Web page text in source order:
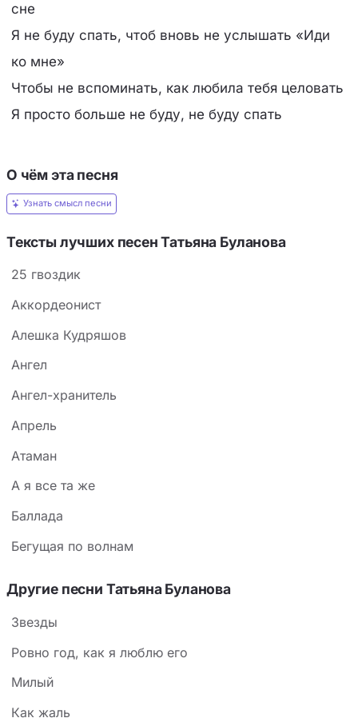
сне
Я не буду спать, чтоб вновь не услышать «Иди
ко мне»
Чтобы не вспоминать, как любила тебя целовать
Я просто больше не буду, не буду спать
О чём эта песня
Узнать смысл песни
Тексты лучших песен Татьяна Буланова
25 гвоздик
Аккордеонист
Алешка Кудряшов
Ангел
Ангел-хранитель
Апрель
Атаман
А я все та же
Баллада
Бегущая по волнам
Другие песни Татьяна Буланова
Звезды
Ровно год, как я люблю его
Милый
Как жаль